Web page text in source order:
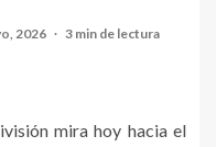
2026 3 min de lectura
mira hoy hacia el